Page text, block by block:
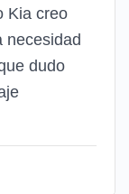
Kia creo
necesidad
dudo